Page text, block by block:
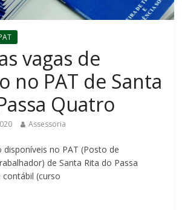
vagas de
no PAT de Santa
Quatro
Assessoria
disponíveis no PAT (Posto de
de Santa Rita do Passa
(curso